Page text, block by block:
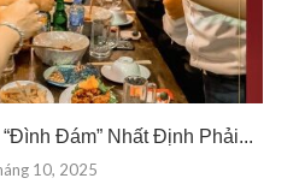
Đám” Nhất Định Phải...
10, 2025